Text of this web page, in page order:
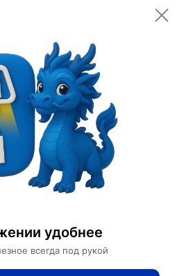
удобнее
всегда под рукой
Открыть
Terra Black
0